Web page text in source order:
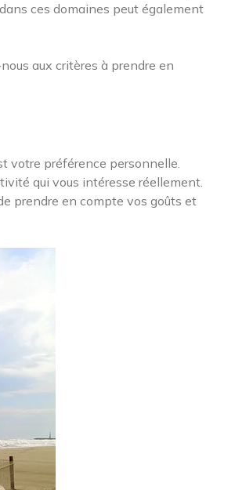
ces domaines peut également
aux critères à prendre en
votre préférence personnelle.
qui vous intéresse réellement.
prendre en compte vos goûts et